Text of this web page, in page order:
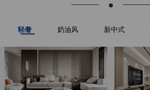
轻奢 奶油风 新中式